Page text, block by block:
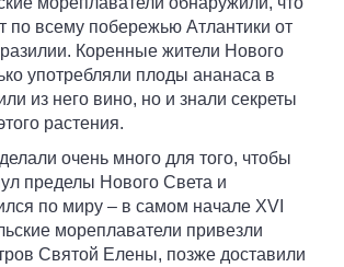
по всему побережью Атлантики от
Коренные жители Нового
употребляли плоды ананаса в
из него вино, но и знали секреты
растения.
очень много для того, чтобы
пределы Нового Света и
по миру – в самом начале XVI
мореплаватели привезли
Святой Елены, позже доставили